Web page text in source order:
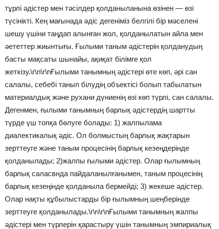
тұрлі әдістер мен тәсілдер қолданыланына өзінен — өзі
түсінікті. Кең мағынада әдіс дегеніміз белгілі бір мәселені
шешу үшіни таңдап алынған жол, қолданылатын айла мен
әететтер жиынтығы. Ғылыми таным әдістерін қолданудың
басты мақсаты шынайы, ақиқат білімге қол
жеткізу.\r\n\r\nҒылыми танымның әдістері өте көп, әрі сан
салалы, себебі танып білудің объектісі болып табылатын
материалдық және рухани дүниенің өзі көп түрлі, сан салалы.
Дегенмен, ғылыми танымның барлық әдістердің шартты
түрде үш топқа бөлуге болады: 1) жалпылама
диалектикалық әдіс. Ол болмыстың барлық жақтарын
зерттеуге және таным процесінің барлық кезеңдерінде
қолданылады; 2)жалпы ғылыми әдістер. Олар ғылымның
барлық саласвнда пайдаланылғанымен, таным процесінің
барлық кезеңінде қолданыла бермейді; 3) жекеше әдістер.
Олар нақты құбылыстарды бір ғылымның шеңберінде
зерттеуге қолданылады.\r\n\r\nҒылыми танымның жалпы
әдістері мен түрлерін қарастыру үшін танымның эмпириалық